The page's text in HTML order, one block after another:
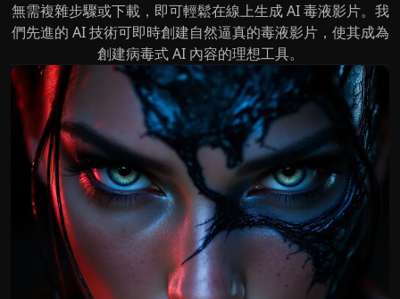
無需複雜步驟或下載，即可輕鬆在線上生成 AI 毒液影片。我
們先進的 AI 技術可即時創建自然逼真的毒液影片，使其成為
創建病毒式 AI 內容的理想工具。